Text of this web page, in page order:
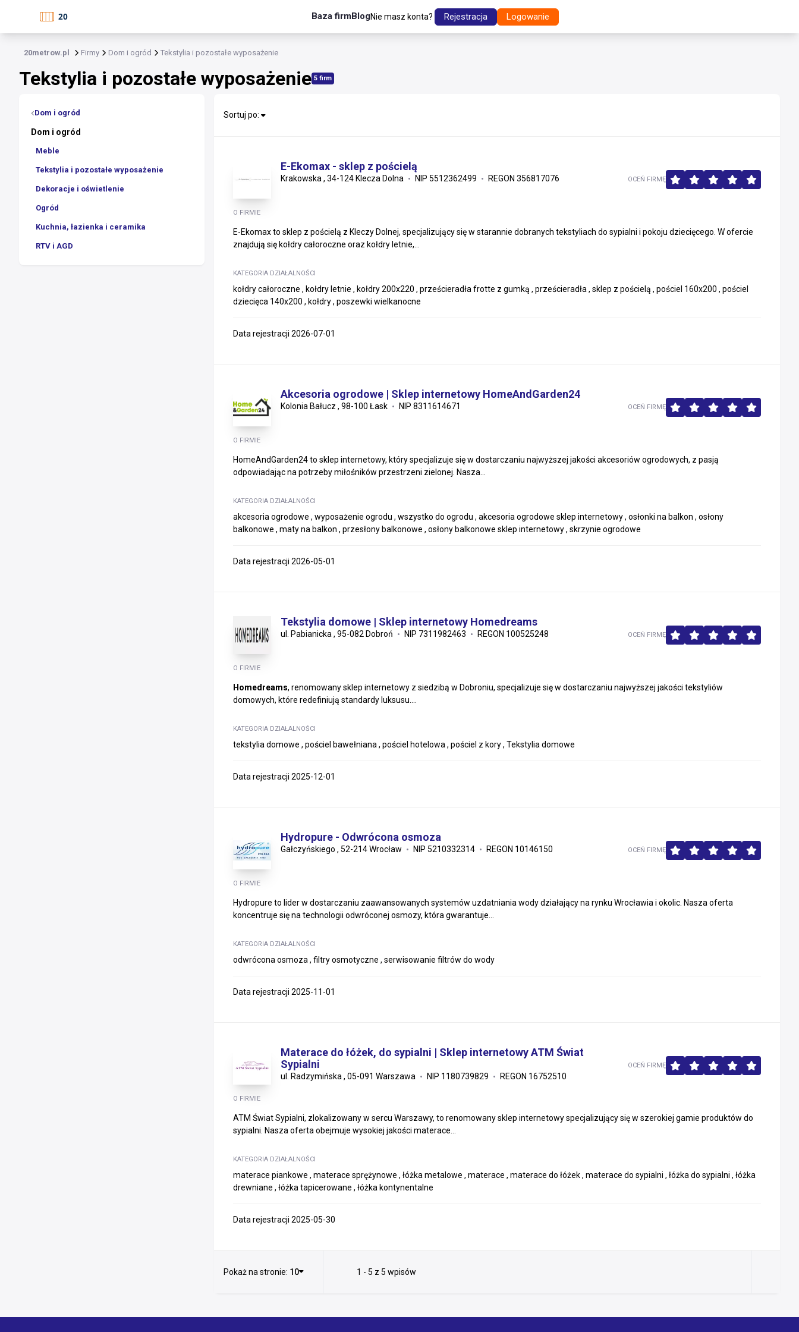
Baza firmBlogNie masz konta? Rejestracja Logowanie
20metrow.pl Firmy Dom i ogród Tekstylia i pozostałe wyposażenie
Tekstylia i pozostałe wyposażenie 5 firm
Dom i ogród
Dom i ogród
Meble
Tekstylia i pozostałe wyposażenie
Dekoracje i oświetlenie
Ogród
Kuchnia, łazienka i ceramika
RTV i AGD
Sortuj po:
E-Ekomax - sklep z pościelą
Krakowska , 34-124 Klecza Dolna NIP 5512362499 REGON 356817076
O FIRMIE
E-Ekomax to sklep z pościelą z Kleczy Dolnej, specjalizujący się w starannie dobranych tekstyliach do sypialni i pokoju dziecięcego. W ofercie
znajdują się kołdry całoroczne oraz kołdry letnie,...
KATEGORIA DZIAŁALNOŚCI
kołdry całoroczne , kołdry letnie , kołdry 200x220 , prześcieradła frotte z gumką , prześcieradła , sklep z pościelą , pościel 160x200 , pościel
dziecięca 140x200 , kołdry , poszewki wielkanocne
OCEŃ FIRMĘ
Data rejestracji 2026-07-01
Akcesoria ogrodowe | Sklep internetowy HomeAndGarden24
Kolonia Bałucz , 98-100 Łask NIP 8311614671
O FIRMIE
HomeAndGarden24 to sklep internetowy, który specjalizuje się w dostarczaniu najwyższej jakości akcesoriów ogrodowych, z pasją
odpowiadając na potrzeby miłośników przestrzeni zielonej. Nasza...
KATEGORIA DZIAŁALNOŚCI
akcesoria ogrodowe , wyposażenie ogrodu , wszystko do ogrodu , akcesoria ogrodowe sklep internetowy , osłonki na balkon , osłony
balkonowe , maty na balkon , przesłony balkonowe , osłony balkonowe sklep internetowy , skrzynie ogrodowe
OCEŃ FIRMĘ
Data rejestracji 2026-05-01
Tekstylia domowe | Sklep internetowy Homedreams
ul. Pabianicka , 95-082 Dobroń NIP 7311982463 REGON 100525248
O FIRMIE
Homedreams, renomowany sklep internetowy z siedzibą w Dobroniu, specjalizuje się w dostarczaniu najwyższej jakości tekstyliów
domowych, które redefiniują standardy luksusu....
KATEGORIA DZIAŁALNOŚCI
tekstylia domowe , pościel bawełniana , pościel hotelowa , pościel z kory , Tekstylia domowe
OCEŃ FIRMĘ
Data rejestracji 2025-12-01
Hydropure - Odwrócona osmoza
Gałczyńskiego , 52-214 Wrocław NIP 5210332314 REGON 10146150
O FIRMIE
Hydropure to lider w dostarczaniu zaawansowanych systemów uzdatniania wody działający na rynku Wrocławia i okolic. Nasza oferta
koncentruje się na technologii odwróconej osmozy, która gwarantuje...
KATEGORIA DZIAŁALNOŚCI
odwrócona osmoza , filtry osmotyczne , serwisowanie filtrów do wody
OCEŃ FIRMĘ
Data rejestracji 2025-11-01
Materace do łóżek, do sypialni | Sklep internetowy ATM Świat
Sypialni
ul. Radzymińska , 05-091 Warszawa NIP 1180739829 REGON 16752510
O FIRMIE
ATM Świat Sypialni, zlokalizowany w sercu Warszawy, to renomowany sklep internetowy specjalizujący się w szerokiej gamie produktów do
sypialni. Nasza oferta obejmuje wysokiej jakości materace...
KATEGORIA DZIAŁALNOŚCI
materace piankowe , materace sprężynowe , łóżka metalowe , materace , materace do łóżek , materace do sypialni , łóżka do sypialni , łóżka
drewniane , łóżka tapicerowane , łóżka kontynentalne
OCEŃ FIRMĘ
Data rejestracji 2025-05-30
Pokaż na stronie: 10 1 - 5 z 5 wpisów